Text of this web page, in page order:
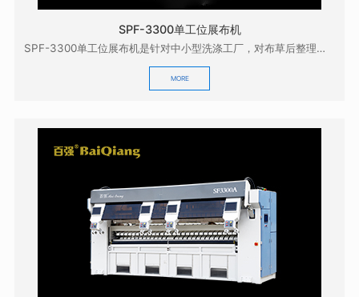
SPF-3300单工位展布机
SPF-3300单工位展布机是针对中小型洗涤工厂，对布草后整理的质量有较高要求而研发的，它具有展...
MORE